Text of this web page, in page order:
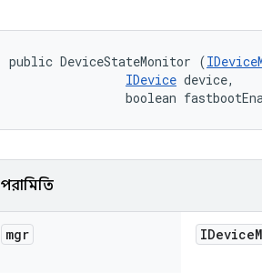
public DeviceStateMonitor (
IDevice device,
boolean
পরামিতি
mgr IDevice